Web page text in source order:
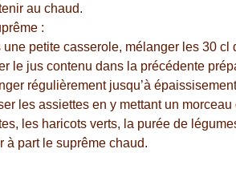
au chaud.
:
une petite casserole, mélanger les 30 cl
le jus contenu dans la précédente
régulièrement jusqu’à
les assiettes en y mettant un
les haricots verts, la purée de
à part le suprême chaud.